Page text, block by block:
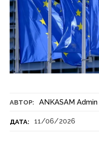
АВТОР: ANKASAM Admin
ДАТА: 11/06/2026